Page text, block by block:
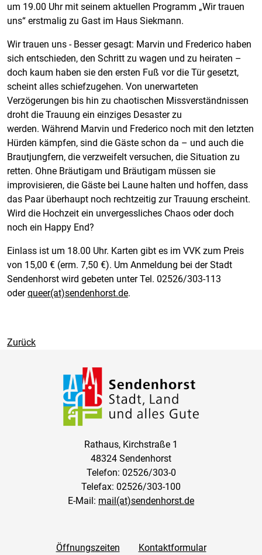
um 19.00 Uhr mit seinem aktuellen Programm „Wir trauen
uns“ erstmalig zu Gast im Haus Siekmann.
Wir trauen uns - Besser gesagt: Marvin und Frederico haben
sich entschieden, den Schritt zu wagen und zu heiraten –
doch kaum haben sie den ersten Fuß vor die Tür gesetzt,
scheint alles schiefzugehen. Von unerwarteten
Verzögerungen bis hin zu chaotischen Missverständnissen
droht die Trauung ein einziges Desaster zu
werden. Während Marvin und Frederico noch mit den letzten
Hürden kämpfen, sind die Gäste schon da – und auch die
Brautjungfern, die verzweifelt versuchen, die Situation zu
retten. Ohne Bräutigam und Bräutigam müssen sie
improvisieren, die Gäste bei Laune halten und hoffen, dass
das Paar überhaupt noch rechtzeitig zur Trauung erscheint.
Wird die Hochzeit ein unvergessliches Chaos oder doch
noch ein Happy End?
Einlass ist um 18.00 Uhr. Karten gibt es im VVK zum Preis
von 15,00 € (erm. 7,50 €). Um Anmeldung bei der Stadt
Sendenhorst wird gebeten unter Tel. 02526/303-113
oderqueer(at)sendenhorst.de.
Zurück
Rathaus, Kirchstraße 1
48324 Sendenhorst
Telefon: 02526/303-0
Telefax: 02526/303-100
E-Mail: mail(at)sendenhorst.de
Öffnungszeiten Kontaktformular